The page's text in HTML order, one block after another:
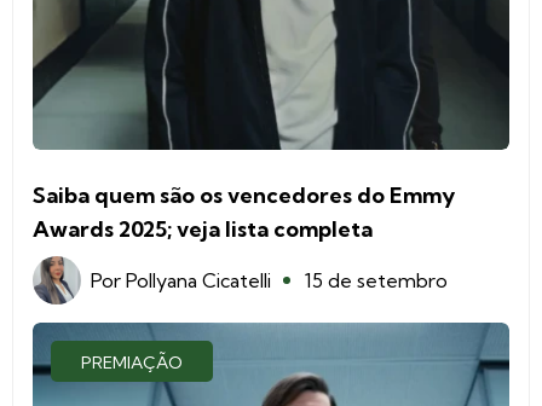
Saiba quem são os vencedores do Emmy
Awards 2025; veja lista completa
Por Pollyana Cicatelli 15 de setembro
PREMIAÇÃO